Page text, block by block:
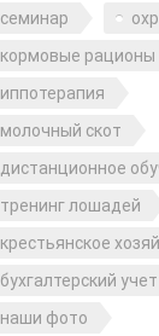
семинар
кормовые рационы
иппотерапия
молочный скот
дистанционное
тренинг лошадей
крестьянское
бухгалтерский учет
наши фото